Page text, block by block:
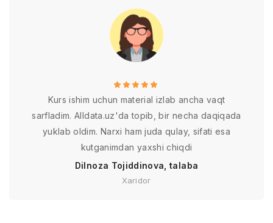
Kurs ishim uchun material izlab ancha vaqt
sarfladim. Alldata.uz'da topib, bir necha daqiqada
yuklab oldim. Narxi ham juda qulay, sifati esa
kutganimdan yaxshi chiqdi
Dilnoza Tojiddinova, talaba
Xaridor